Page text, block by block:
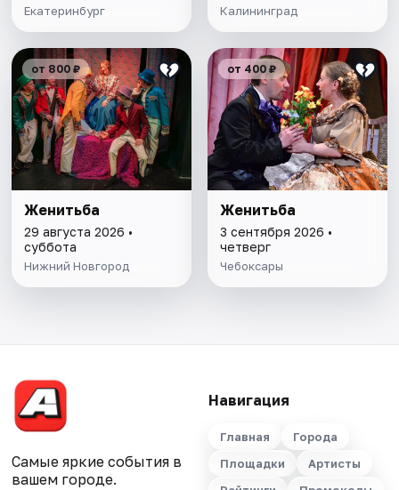
Екатеринбург Калининград
от 800 ₽
Женитьба
29 августа 2026 •
суббота
Нижний Новгород
от 400 ₽
Женитьба
3 сентября 2026 •
четверг
Чебоксары
Самые яркие события в
вашем городе.
Навигация
Главная
Города
Площадки
Артисты